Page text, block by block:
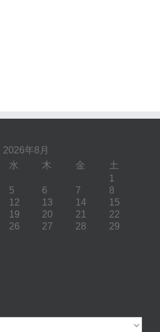
2026年8月
水 木 金 土
1
5 6 7
8
12 13 14
15
19 20 21
22
26 27 28
29